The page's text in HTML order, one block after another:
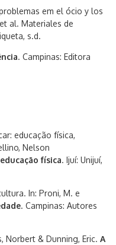
em el ócio y los
al. Materiales de
s.d.
. Campinas: Editora
educação física,
Nelson
física. Ijuí: Unijuí,
In: Proni, M. e
. Campinas: Autores
Norbert & Dunning, Eric. A